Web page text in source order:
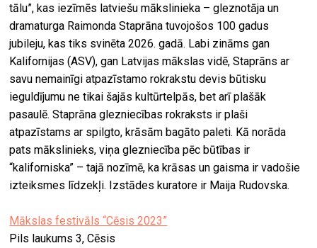
tālu”, kas iezīmēs latviešu mākslinieka – gleznotāja un
dramaturga Raimonda Staprāna tuvojošos 100 gadus
jubileju, kas tiks svinēta 2026. gadā. Labi zināms gan
Kalifornijas (ASV), gan Latvijas mākslas vidē, Staprāns ar
savu nemainīgi atpazīstamo rokrakstu devis būtisku
ieguldījumu ne tikai šajās kultūrtelpās, bet arī plašāk
pasaulē. Staprāna glezniecības rokraksts ir plaši
atpazīstams ar spilgto, krāsām bagāto paleti. Kā norāda
pats mākslinieks, viņa glezniecība pēc būtības ir
“kaliforniska” – tajā nozīmē, ka krāsas un gaisma ir vadošie
izteiksmes līdzekļi. Izstādes kuratore ir Maija Rudovska.
Mākslas festivāls “Cēsis 2023”
Pils laukums 3, Cēsis